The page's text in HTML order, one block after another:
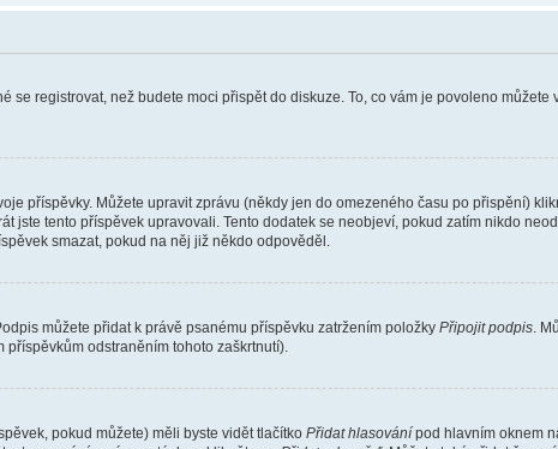
registrovat, než budete moci přispět do diskuze. To, co vám je povoleno můžete
příspěvky. Můžete upravit zprávu (někdy jen do omezeného času po přispění)
jste tento příspěvek upravovali. Tento dodatek se neobjeví, pokud zatím nikdo
smazat, pokud na něj již někdo odpověděl.
můžete přidat k právě psanému příspěvku zatržením položky Připojit podpis .
odstraněním tohoto zaškrtnutí).
pokud můžete) měli byste vidět tlačítko Přidat hlasovánípod hlavním oknem